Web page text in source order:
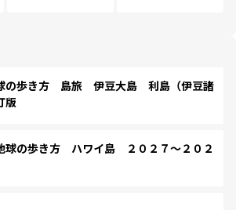
の歩き方 島旅 伊豆大島 利島（伊豆諸
版
の歩き方 ハワイ島 ２０２７～２０２